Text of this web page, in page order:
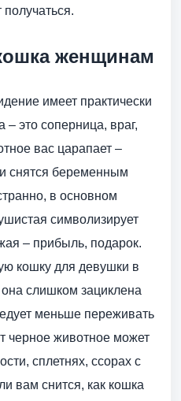
получаться.
женщинам
имеет практически
это соперница, враг,
вас царапает –
снятся беременным
в основном
символизирует
– прибыль, подарок.
кошку для девушки в
слишком зациклена
меньше переживать
черное животное может
сплетнях, ссорах с
вам снится, как кошка